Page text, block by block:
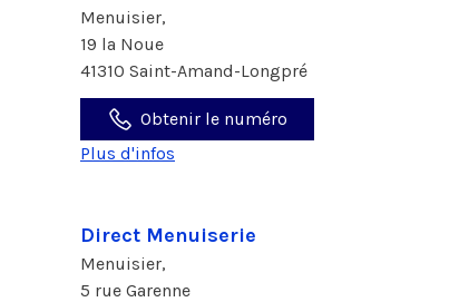
Menuisier,
19 la Noue
41310 Saint-Amand-Longpré
Obtenir le numéro
Plus d'infos
Direct Menuiserie
Menuisier,
5 rue Garenne